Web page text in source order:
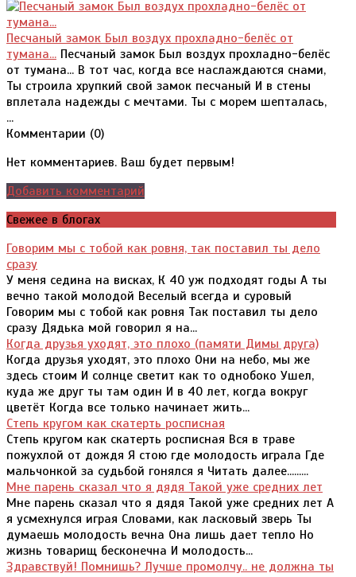
Песчаный замок Был воздух прохладно-белёс от
тумана... Песчаный замок Был воздух прохладно-белёс
от тумана... В тот час, когда все наслаждаются снами,
Ты строила хрупкий свой замок песчаный И в стены
вплетала надежды с мечтами. Ты с морем шепталась,
...
Комментарии (0)
Нет комментариев. Ваш будет первым!
Добавить комментарий
Свежее в блогах
Говорим мы с тобой как ровня, так поставил ты дело
сразу
У меня седина на висках, К 40 уж подходят годы А ты
вечно такой молодой Веселый всегда и суровый
Говорим мы с тобой как ровня Так поставил ты дело
сразу Дядька мой говорил я на...
Когда друзья уходят, это плохо (памяти Димы друга)
Когда друзья уходят, это плохо Они на небо, мы же
здесь стоим И солнце светит как то однобоко Ушел,
куда же друг ты там один И в 40 лет, когда вокруг
цветёт Когда все только начинает жить...
Степь кругом как скатерть росписная
Степь кругом как скатерть росписная Вся в траве
пожухлой от дождя Я стою где молодость играла Где
мальчонкой за судьбой гонялся я Читать далее.........
Мне парень сказал что я дядя Такой уже средних лет
Мне парень сказал что я дядя Такой уже средних лет А
я усмехнулся играя Словами, как ласковый зверь Ты
думаешь молодость вечна Она лишь дает тепло Но
жизнь товарищ бесконечна И молодость...
Здравствуй! Помнишь? Лучше промолчу.. не должна ты